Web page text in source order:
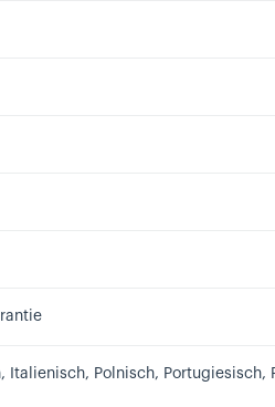
Italienisch, Polnisch,